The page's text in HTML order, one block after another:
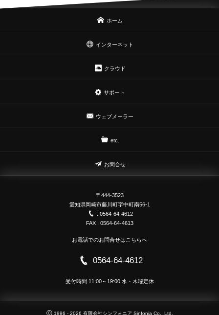
ホーム
インターネット
クラウド
サポート
ウェブメーラー
etc.
お問合せ
〒444-3523
愛知県岡崎市藤川町字中町南56-1
: 0564-64-4612
FAX : 0564-64-4613
お電話でのお問合せはこちらへ
0564-64-4612
受付時間 11:00～19:00 水・木曜定休
1996 - 2026 有限会社シンフォニア Sinfonia Co., Ltd.